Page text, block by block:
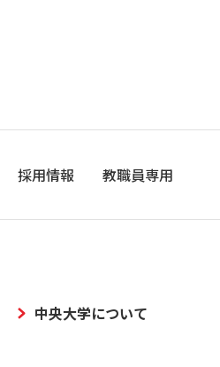
採用情報 教職員専用
中央大学について